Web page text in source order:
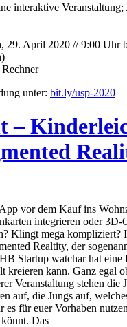
interaktive
29. April 2020 // 9:00 Uhr
unter: bit.ly/usp-2020
–
vor dem Kauf ins
integrieren oder 3D-
Klingt mega kompliziert?
Realtity, der
Startup watchar hat eine
kreieren kann. Ganz egal
Veranstaltung stehen die
auf, die Jungs auf,
es für euer Vorhaben
Das